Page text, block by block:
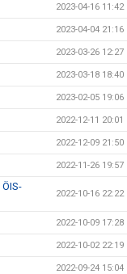
2023-04-16 11:42
2023-04-04 21:16
2023-03-26 12:27
2023-03-18 18:40
2023-02-05 19:06
2022-12-11 20:01
2022-12-09 21:50
2022-11-26 19:57
2022-10-16 22:22
2022-10-09 17:28
2022-10-02 22:19
2022-09-24 15:04